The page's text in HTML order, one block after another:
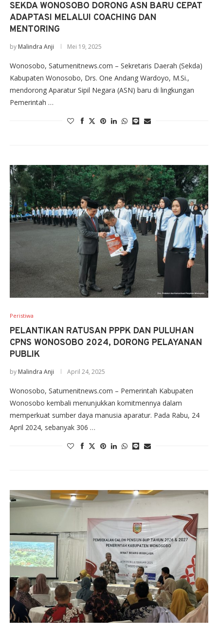
SEKDA WONOSOBO DORONG ASN BARU CEPAT
ADAPTASI MELALUI COACHING DAN
MENTORING
by Malindra Anji Mei 19, 2025
Wonosobo, Satumenitnews.com – Sekretaris Daerah (Sekda)
Kabupaten Wonosobo, Drs. One Andang Wardoyo, M.Si.,
mendorong Aparatur Sipil Negara (ASN) baru di lingkungan
Pemerintah …
Peristiwa
PELANTIKAN RATUSAN PPPK DAN PULUHAN
CPNS WONOSOBO 2024, DORONG PELAYANAN
PUBLIK
by Malindra Anji April 24, 2025
Wonosobo, Satumenitnews.com – Pemerintah Kabupaten
Wonosobo kembali menunjukkan komitmennya dalam
memperkuat sumber daya manusia aparatur. Pada Rabu, 24
April 2024, sebanyak 306 …